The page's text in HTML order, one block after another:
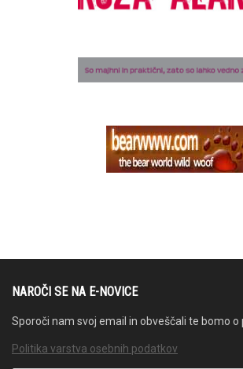
NAROČI SE NA E-NOVICE
Sporoči nam svoj email in obveščali te bomo o
Politika varstva osebnih podatkov